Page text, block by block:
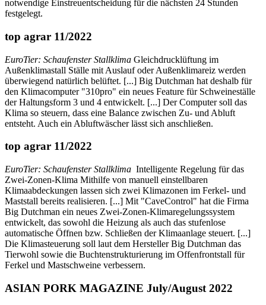
notwendige Einstreuentscheidung für die nächsten 24 Stunden
festgelegt.
top agrar 11/2022
EuroTier: Schaufenster Stallklima Gleichdrucklüftung im
Außenklimastall Ställe mit Auslauf oder Außenklimareiz werden
überwiegend natürlich belüftet. [...] Big Dutchman hat deshalb für
den Klimacomputer "310pro" ein neues Feature für Schweineställe
der Haltungsform 3 und 4 entwickelt. [...] Der Computer soll das
Klima so steuern, dass eine Balance zwischen Zu- und Abluft
entsteht. Auch ein Abluftwäscher lässt sich anschließen.
top agrar 11/2022
EuroTier: Schaufenster Stallklima Intelligente Regelung für das
Zwei-Zonen-Klima Mithilfe von manuell einstellbaren
Klimaabdeckungen lassen sich zwei Klimazonen im Ferkel- und
Maststall bereits realisieren. [...] Mit "CaveControl" hat die Firma
Big Dutchman ein neues Zwei-Zonen-Klimaregelungssystem
entwickelt, das sowohl die Heizung als auch das stufenlose
automatische Öffnen bzw. Schließen der Klimaanlage steuert. [...]
Die Klimasteuerung soll laut dem Hersteller Big Dutchman das
Tierwohl sowie die Buchtenstrukturierung im Offenfrontstall für
Ferkel und Mastschweine verbessern.
ASIAN PORK MAGAZINE July/August 2022